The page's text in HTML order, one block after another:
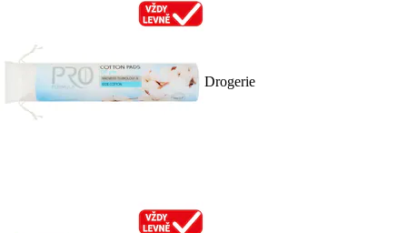
Drogerie